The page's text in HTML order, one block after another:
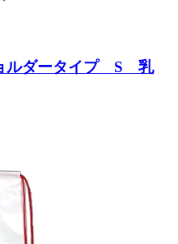
ョルダータイプ S 乳